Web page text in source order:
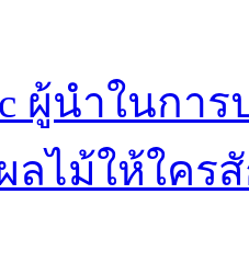
ผู้นำในกา
ลไม้ให้ใคร